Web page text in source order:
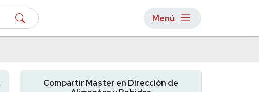
Menú
Compartir Máster en Dirección de